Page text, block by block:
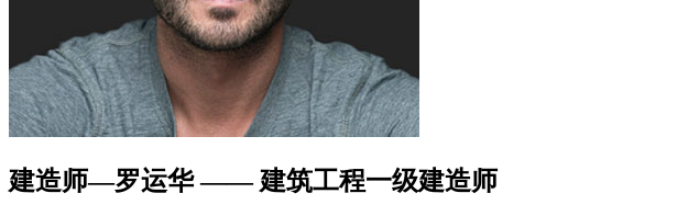
建造师—罗运华 —— 建筑工程一级建造师